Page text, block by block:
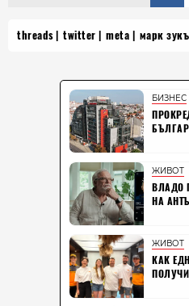
threads twitter meta марк